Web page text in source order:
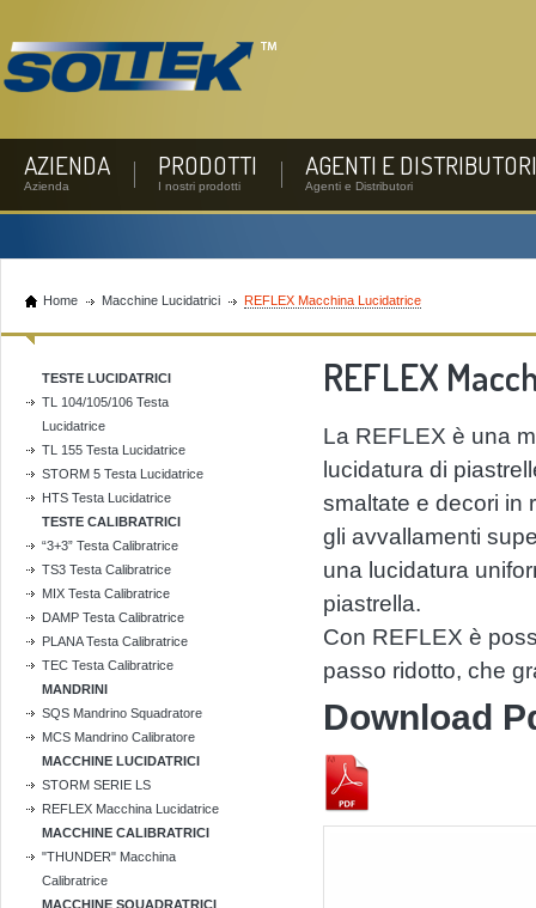
AZIENDA
Azienda
PRODOTTI
I nostri prodotti
AGENTI E DISTRIBUTORI
Agenti e Distributori
Home Macchine Lucidatrici REFLEX Macchina Lucidatrice
TESTE LUCIDATRICI
TL 104/105/106 Testa
Lucidatrice
TL 155 Testa Lucidatrice
STORM 5 Testa Lucidatrice
HTS Testa Lucidatrice
TESTE CALIBRATRICI
“3+3” Testa Calibratrice
TS3 Testa Calibratrice
MIX Testa Calibratrice
DAMP Testa Calibratrice
PLANA Testa Calibratrice
TEC Testa Calibratrice
MANDRINI
SQS Mandrino Squadratore
MCS Mandrino Calibratore
MACCHINE LUCIDATRICI
STORM SERIE LS
REFLEX Macchina Lucidatrice
MACCHINE CALIBRATRICI
"THUNDER" Macchina
Calibratrice
MACCHINE SQUADRATRICI
REFLEX
La REFLEX è una
lucidatura di
smaltate e decori in
gli avvallamenti
una lucidatura
piastrella.
Con REFLEX è
passo ridotto, che
Download